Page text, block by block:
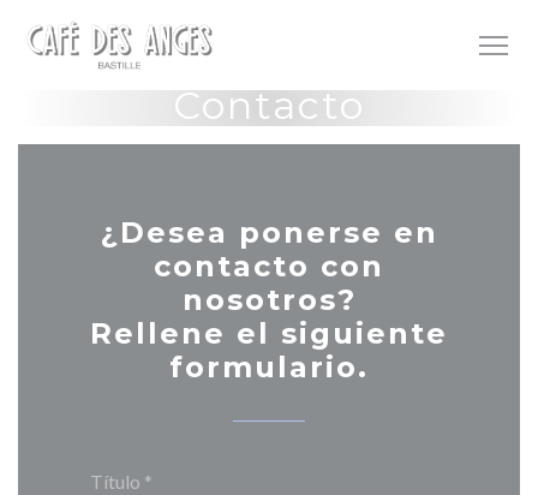
Contacto
¿Desea ponerse en
contacto con
nosotros?
Rellene el siguiente
formulario.